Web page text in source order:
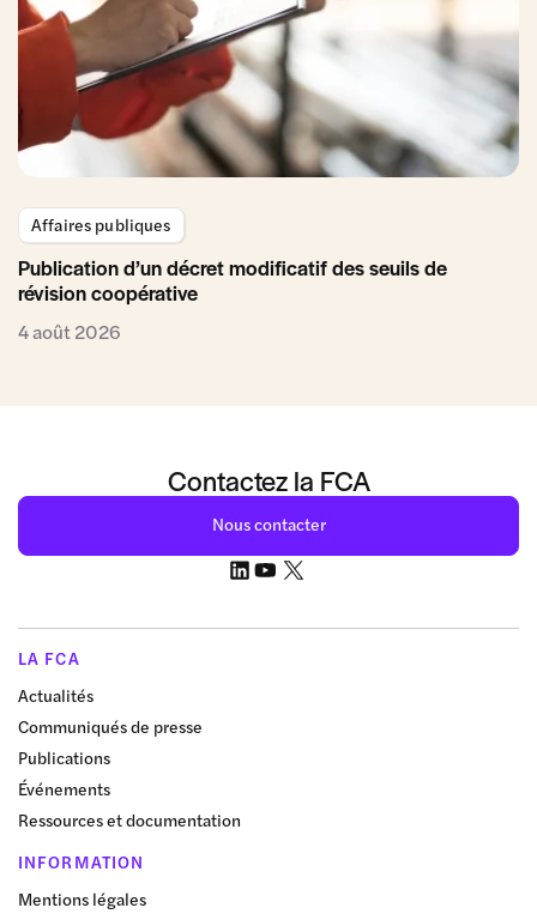
Affaires publiques
Publication d’un décret modificatif des seuils de
révision coopérative
4 août 2026
Contactez la FCA
Nous contacter
LA FCA
Actualités
Communiqués de presse
Publications
Événements
Ressources et documentation
INFORMATION
Mentions légales